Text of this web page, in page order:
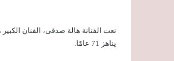
نعت الفنانة هالة صدقى، الفنان
يناهز 71 عامًا.